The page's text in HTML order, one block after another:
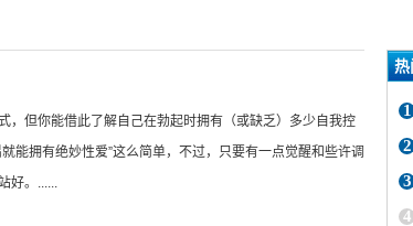
，但你能借此了解自己在勃起时拥有（或缺乏）多少自我控
能拥有绝妙性爱”这么简单，不过，只要有一点觉醒和些许调
好。......
热
1
2
3
4